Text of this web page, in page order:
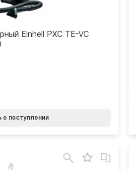
Einhell PXC TE-VC
о поступлении